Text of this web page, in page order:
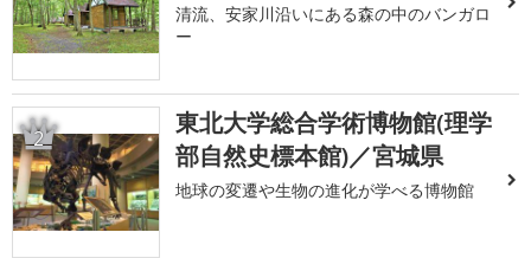
清流、安家川沿いにある森の中のバンガロ
ー
2
東北大学総合学術博物館(理学
部自然史標本館)／宮城県
地球の変遷や生物の進化が学べる博物館